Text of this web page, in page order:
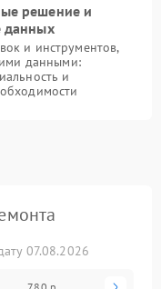
решение и
данных
и инструментов,
данными:
и
07.08.2026